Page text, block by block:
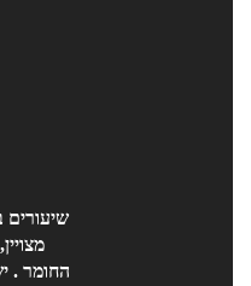
שיעורים
החומר .